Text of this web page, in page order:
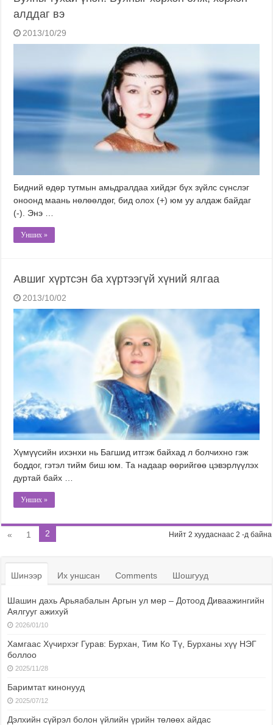
алддаг вэ
2013/10/29
Бидний өдөр тутмын амьдралдаа хийдэг бүх зүйлс сүнслэг
оноонд маань нөлөөлдөг, бид олох (+) юм уу алдаж байдаг
(-). Энэ …
Унших »
Авшиг хүртсэн ба хүртээгүй хүний ялгаа
2013/10/02
Хүмүүсийн ихэнхи нь Багшид итгэж байхад л болчихно гэж
боддог, гэтэл тийм биш юм. Та надаар өөрийгөө цэвэрлүүлэх
дуртай байх …
Унших »
Нийт 2 хуудаснаас 2 -д байна
« 1 2
Шинээр Их уншсан Comments Шошгууд
Шашин дахь Арьяабалын Аргын ул мөр – Дотоод Диваажингийн
Аялгууг ажихуй
2026/01/10
Хамгаас Хүчирхэг Гурав: Бурхан, Тим Ко Тү, Бурханы хүү НЭГ
боллоо
2025/11/28
Баримтат кинонууд
2025/07/12
Дэлхийн сүйрэл болон үйлийн үрийн төлөөх айдас